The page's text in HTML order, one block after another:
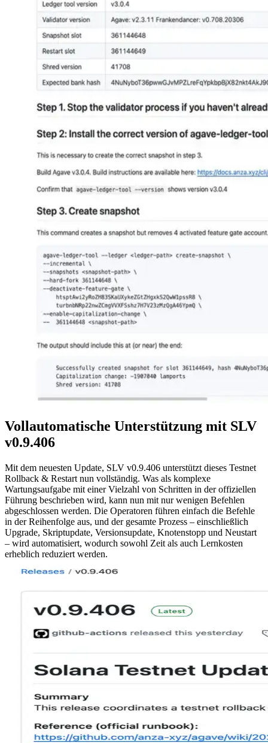
Vollautomatische Unterstützung mit SLV
v0.9.406
Mit dem neuesten Update, SLV v0.9.406 unterstützt dieses Testnet
Rollback & Restart nun vollständig. Was als komplexe
Wartungsaufgabe mit einer Vielzahl von Schritten in der offiziellen
Führung beschrieben wird, kann nun mit nur wenigen Befehlen
abgeschlossen werden. Die Operatoren führen einfach die Befehle
in der Reihenfolge aus, und der gesamte Prozess – einschließlich
Upgrade, Skriptupdate, Versionsupdate, Knotenstopp und Neustart
– wird automatisiert, wodurch sowohl Zeit als auch Lernkosten
erheblich reduziert werden.